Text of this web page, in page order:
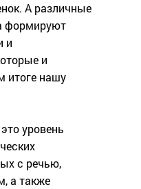
А различные
формируют
и
и
итоге нашу
уровень
с речью,
а также